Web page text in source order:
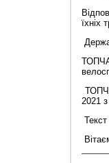
їхніх
2021